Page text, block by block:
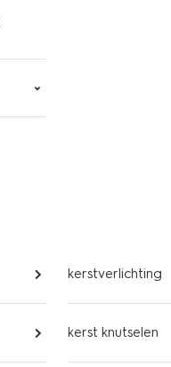
kerstverlichting
kerst knutselen